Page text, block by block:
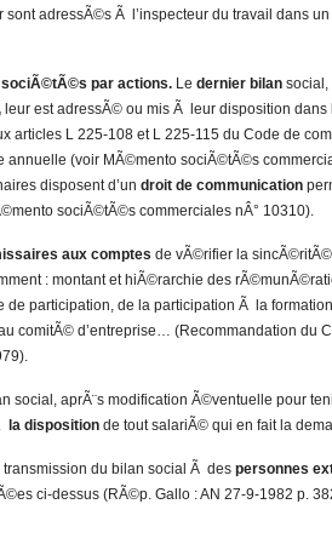
sont adressÃ©s Ã l’inspecteur du travail dans
par actions. Le dernier bilan social,
leur est adressÃ© ou mis Ã leur disposition dans
articles L 225-108 et L 225-115 du Code de
annuelle (voir MÃ©mento sociÃ©tÃ©s
disposent d’un droit de communication
sociÃ©tÃ©s commerciales nÂ° 10310).
aux comptes de vÃ©rifier la
: montant et hiÃ©rarchie des
de participation, de la participation Ã la
comitÃ© d’entreprise… (Recommandation du
social, aprÃ¨s modification Ã©ventuelle pour
la disposition de tout salariÃ© qui en fait la
transmission du bilan social Ã des personnes
ci-dessus (RÃ©p. Gallo : AN 27-9-1982 p.